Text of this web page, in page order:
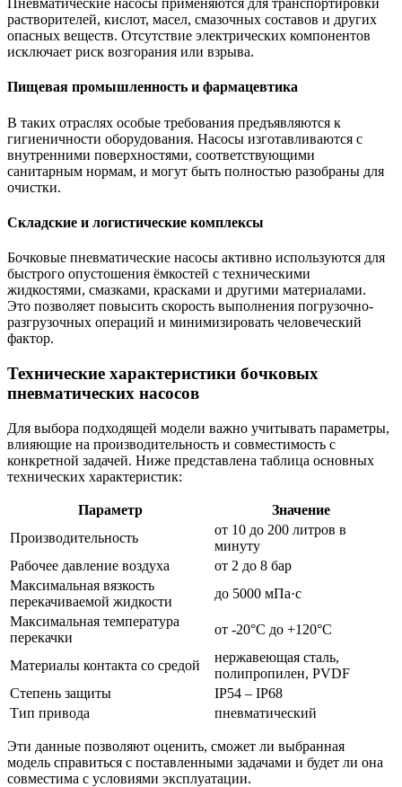
Пневматические насосы применяются для транспортировки
растворителей, кислот, масел, смазочных составов и других
опасных веществ. Отсутствие электрических компонентов
исключает риск возгорания или взрыва.
Пищевая промышленность и фармацевтика
В таких отраслях особые требования предъявляются к
гигиеничности оборудования. Насосы изготавливаются с
внутренними поверхностями, соответствующими
санитарным нормам, и могут быть полностью разобраны для
очистки.
Складские и логистические комплексы
Бочковые пневматические насосы активно используются для
быстрого опустошения ёмкостей с техническими
жидкостями, смазками, красками и другими материалами.
Это позволяет повысить скорость выполнения погрузочно-
разгрузочных операций и минимизировать человеческий
фактор.
Технические характеристики бочковых
пневматических насосов
Для выбора подходящей модели важно учитывать параметры,
влияющие на производительность и совместимость с
конкретной задачей. Ниже представлена таблица основных
технических характеристик:
Параметр
Значение
Производительность
от 10 до 200 литров в
минуту
Рабочее давление воздуха
от 2 до 8 бар
Максимальная вязкость
перекачиваемой жидкости
до 5000 мПа·с
Максимальная температура
перекачки
от -20°C до +120°C
Материалы контакта со средой
нержавеющая сталь,
полипропилен, PVDF
Степень защиты
IP54 – IP68
Тип привода
пневматический
Эти данные позволяют оценить, сможет ли выбранная
модель справиться с поставленными задачами и будет ли она
совместима с условиями эксплуатации.